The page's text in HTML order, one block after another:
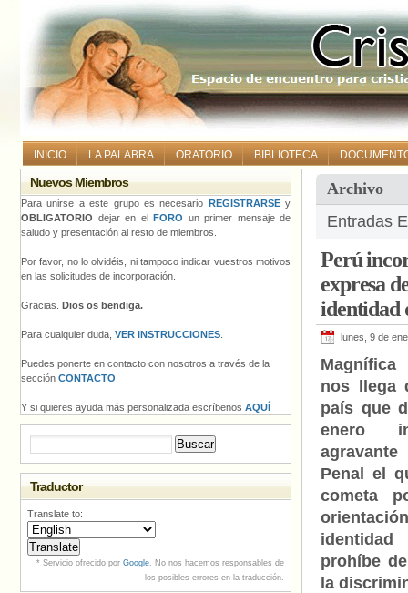
INICIO LA PALABRA ORATORIO BIBLIOTECA
Archivo
Entradas
Perú
expresa
identidad
lunes, 9 de
nos llega
país que
enero
Penal el
cometa
prohíbe
la
Nuevos Miembros
Para unirse a este grupo es necesario REGISTRARSEy
OBLIGATORIO dejar en el FORO un primer mensaje de
saludo y presentación al resto de miembros.
Por favor, no lo olvidéis, ni tampoco indicar vuestros motivos
en las solicitudes de incorporación.
Gracias. Dios os bendiga.
Para cualquier duda, VER INSTRUCCIONES
Puedes ponerte en contacto con nosotros a través de la
sección CONTACTO
Y si quieres ayuda más personalizada escríbenos AQUÍ
Traductor
Translate to:
* Servicio ofrecido por Google. No nos hacemos responsables de
los posibles errores en la traducción.